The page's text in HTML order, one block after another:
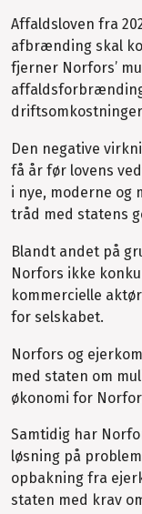
Affaldsloven fra
afbrænding skal
fjerner Norfors’
Den negative
få år før lovens
i nye, moderne og
tråd med statens
Blandt andet på
Norfors ikke
kommercielle
for selskabet.
Norfors og
med staten om
økonomi for
Samtidig har
løsning på
opbakning fra
staten med krav